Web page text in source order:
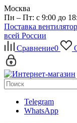
Москва
Пн – Пт: с 9:00 до
Поставка
всей России
Сравнение0
Telegram
WhatsApp